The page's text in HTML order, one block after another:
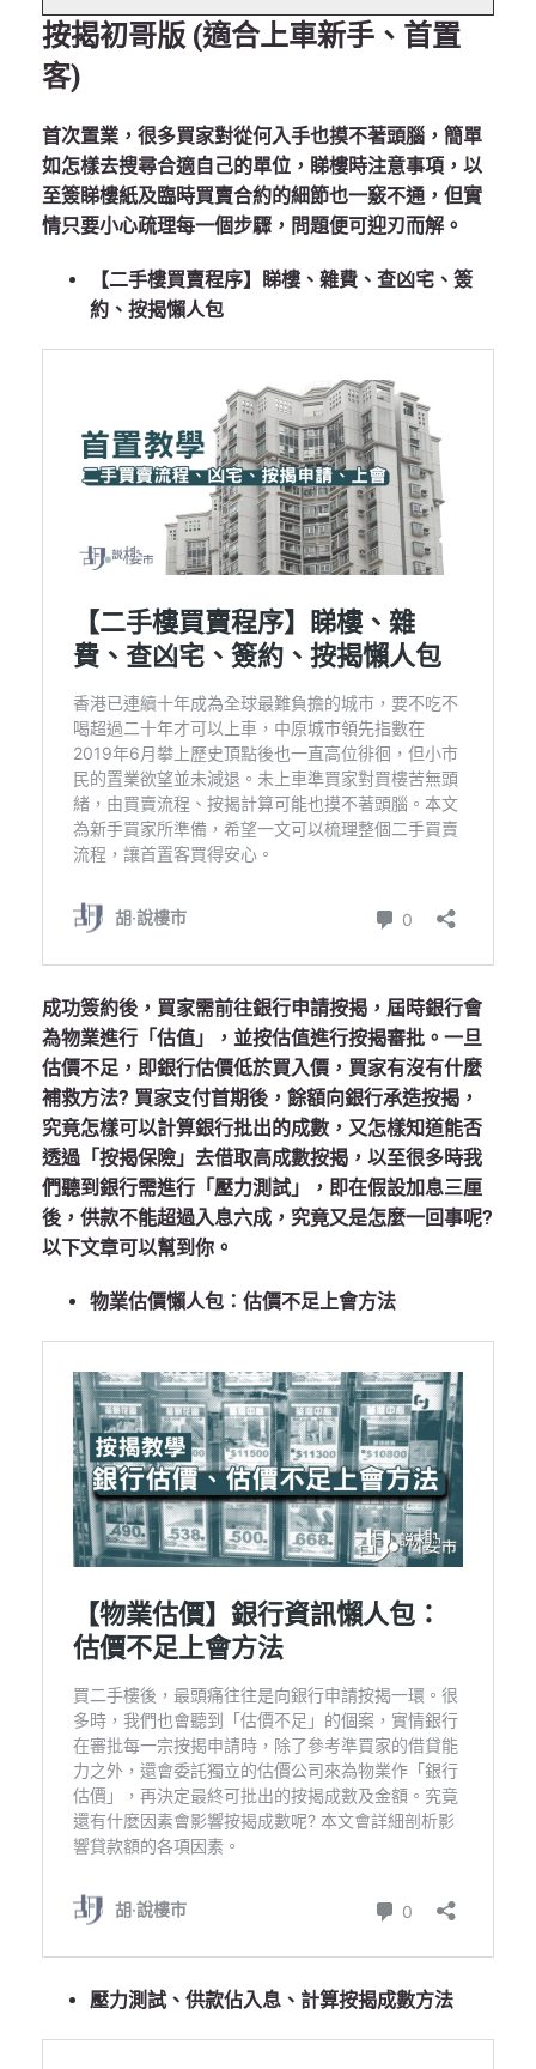
按揭初哥版 (適合上車新手、首置
客)
首次置業，很多買家對從何入手也摸不著頭腦，簡單
如怎樣去搜尋合適自己的單位，睇樓時注意事項，以
至簽睇樓紙及臨時買賣合約的細節也一竅不通，但實
情只要小心疏理每一個步驟，問題便可迎刃而解。
【二手樓買賣程序】睇樓、雜費、查凶宅、簽
約、按揭懶人包
成功簽約後，買家需前往銀行申請按揭，屆時銀行會
為物業進行「估值」，並按估值進行按揭審批。一旦
估價不足，即銀行估價低於買入價，買家有沒有什麼
補救方法? 買家支付首期後，餘額向銀行承造按揭，
究竟怎樣可以計算銀行批出的成數，又怎樣知道能否
透過「按揭保險」去借取高成數按揭，以至很多時我
們聽到銀行需進行「壓力測試」，即在假設加息三厘
後，供款不能超過入息六成，究竟又是怎麼一回事呢?
以下文章可以幫到你。
物業估價懶人包：估價不足上會方法
壓力測試、供款佔入息、計算按揭成數方法